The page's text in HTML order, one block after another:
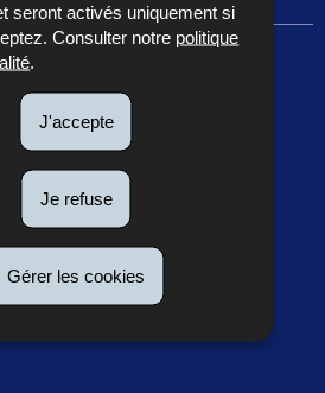
seront activés uniquement si
Consulter notre politique
.
J'accepte
Je refuse
Gérer les cookies